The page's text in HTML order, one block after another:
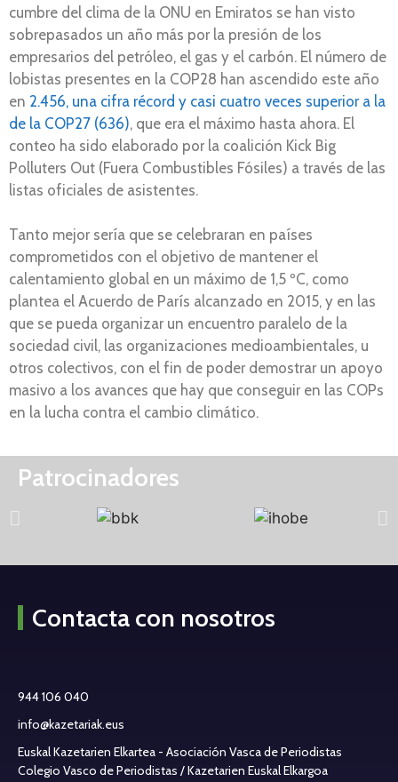
cumbre del clima de la ONU en Emiratos se han visto
sobrepasados un año más por la presión de los
empresarios del petróleo, el gas y el carbón. El número de
lobistas presentes en la COP28 han ascendido este año
en 2.456, una cifra récord y casi cuatro veces superior a la
de la COP27 (636), que era el máximo hasta ahora. El
conteo ha sido elaborado por la coalición Kick Big
Polluters Out (Fuera Combustibles Fósiles) a través de las
listas oficiales de asistentes.
Tanto mejor sería que se celebraran en países
comprometidos con el objetivo de mantener el
calentamiento global en un máximo de 1,5 ºC, como
plantea el Acuerdo de París alcanzado en 2015, y en las
que se pueda organizar un encuentro paralelo de la
sociedad civil, las organizaciones medioambientales, u
otros colectivos, con el fin de poder demostrar un apoyo
masivo a los avances que hay que conseguir en las COPs
en la lucha contra el cambio climático.
Patrocinadores
Contacta con nosotros
944 106 040
info@kazetariak.eus
Euskal Kazetarien Elkartea - Asociación Vasca de Periodistas
Colegio Vasco de Periodistas / Kazetarien Euskal Elkargoa